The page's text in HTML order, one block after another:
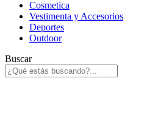
Cosmetica
Vestimenta y Accesorios
Deportes
Outdoor
Buscar